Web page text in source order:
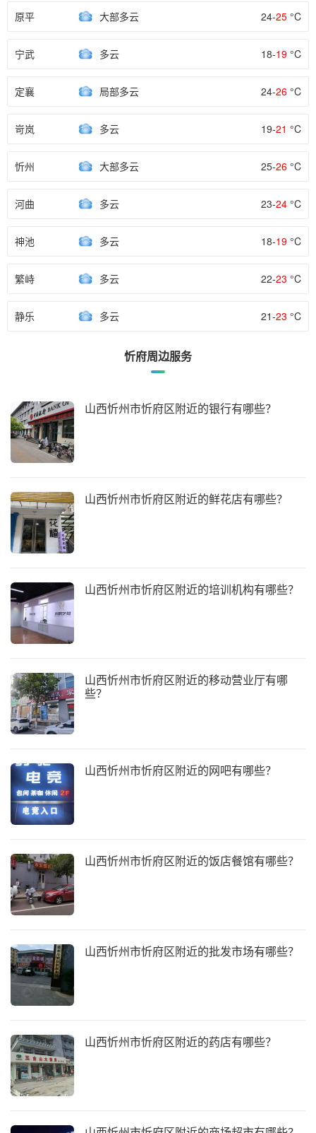
原平 大部多云 24-25 °C
宁武 多云 18-19 °C
定襄 局部多云 24-26 °C
岢岚 多云 19-21 °C
忻州 大部多云 25-26 °C
河曲 多云 23-24 °C
神池 多云 18-19 °C
繁峙 多云 22-23 °C
静乐 多云 21-23 °C
忻府周边服务
山西忻州市忻府区附近的银行有哪些？
山西忻州市忻府区附近的鲜花店有哪些？
山西忻州市忻府区附近的培训机构有哪些？
山西忻州市忻府区附近的移动营业厅有哪
些？
山西忻州市忻府区附近的网吧有哪些？
山西忻州市忻府区附近的饭店餐馆有哪些？
山西忻州市忻府区附近的批发市场有哪些？
山西忻州市忻府区附近的药店有哪些？